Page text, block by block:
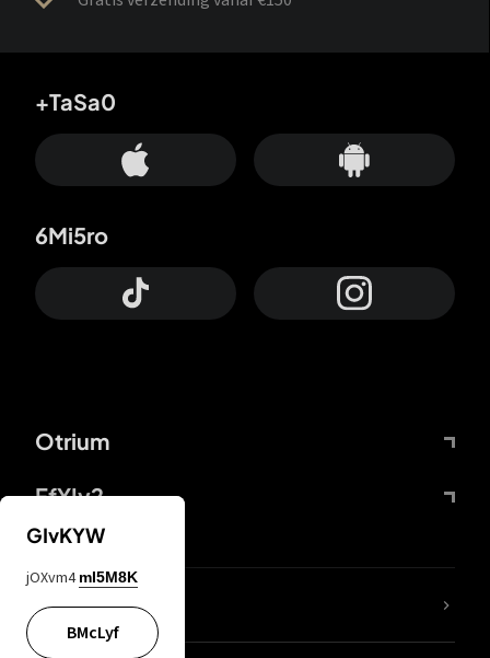
Otrium
FfYIy2
+TaSa0
6Mi5ro
ZbBJcb
GIvKYW
jOXvm4 mI5M8K
BMcLyf